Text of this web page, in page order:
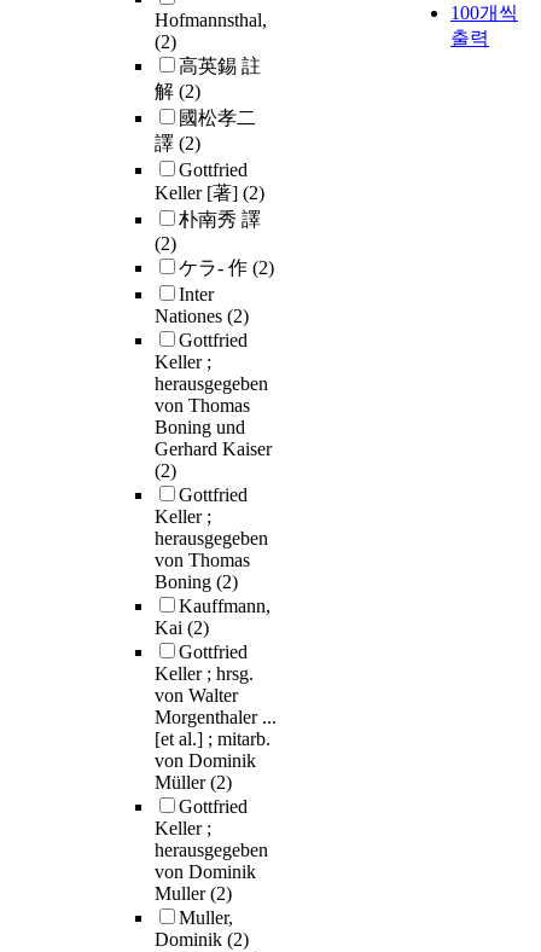
Hofmannsthal,
(2)
高英錫 註
解 (2)
國松孝二
譯 (2)
Gottfried
Keller [著] (2)
朴南秀 譯
(2)
ケラ- 作 (2)
Inter
Nationes (2)
Gottfried
Keller ;
herausgegeben
von Thomas
Boning und
Gerhard Kaiser
(2)
Gottfried
Keller ;
herausgegeben
von Thomas
Boning (2)
Kauffmann,
Kai (2)
Gottfried
Keller ; hrsg.
von Walter
Morgenthaler ...
[et al.] ; mitarb.
von Dominik
Müller(2)
Gottfried
Keller ;
herausgegeben
von Dominik
Muller(2)
Muller,
Dominik (2)
100개씩
출력